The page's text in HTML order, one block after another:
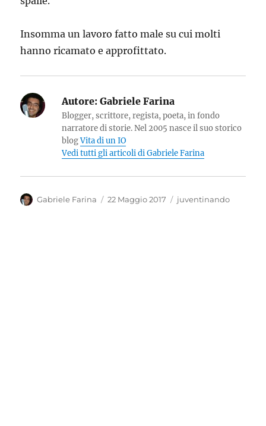
Insomma un lavoro fatto male su cui molti
hanno ricamato e approfittato.
Autore: Gabriele Farina
Blogger, scrittore, regista, poeta, in fondo
narratore di storie. Nel 2005 nasce il suo storico
blogVita di un IO
Vedi tutti gli articoli di Gabriele Farina
Autore
Gabriele Farina
Pubblicato
22 Maggio 2017 Categorie
juventinando